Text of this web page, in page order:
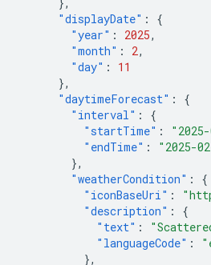
"displayDate" :
{
"year" : 2025,
"month" : 2,
"day" :
11
},
"daytimeForecast" :
{
"interval" :
{
"startTime" :
"endTime" :
"2025-
},
"weatherCondition" :
{
"iconBaseUri" :
"description" :
{
"text" :
"languageCode" :
},